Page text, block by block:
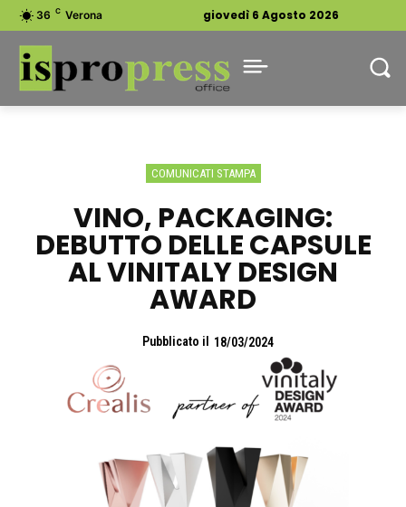
36 C Verona giovedì 6 Agosto 2026
COMUNICATI STAMPA
VINO, PACKAGING:
DEBUTTO DELLE CAPSULE
AL VINITALY DESIGN
AWARD
Pubblicato il 18/03/2024